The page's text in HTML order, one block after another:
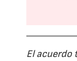
El acuerdo